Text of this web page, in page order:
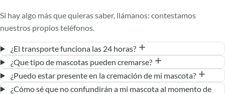
Si hay algo más que quieras saber, llámanos: contestamos
nuestros propios teléfonos.
¿El transporte funciona las 24 horas?
¿Que tipo de mascotas pueden cremarse?
¿Puedo estar presente en la cremación de mi mascota?
¿Cómo sé que no confundirán a mi mascota al momento de